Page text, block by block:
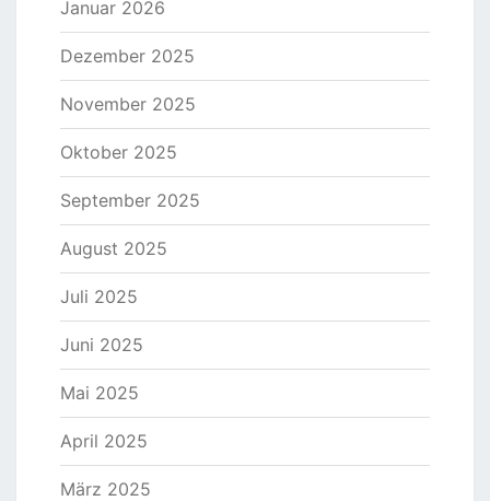
Januar 2026
Dezember 2025
November 2025
Oktober 2025
September 2025
August 2025
Juli 2025
Juni 2025
Mai 2025
April 2025
März 2025